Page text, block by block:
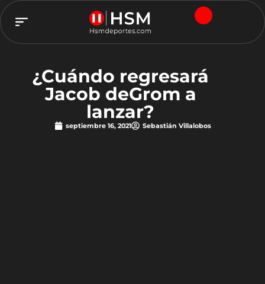
¿Cuándo regresará
Jacob deGrom a
lanzar?
septiembre 16, 2021 Sebastián Villalobos